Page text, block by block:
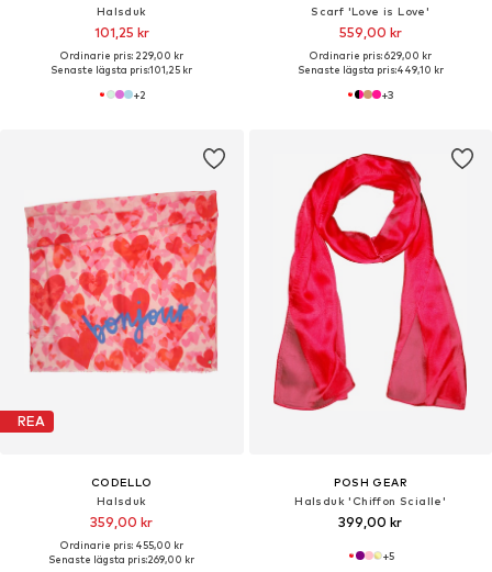
Halsduk
101,25 kr
Ordinarie pris: 229,00 kr
Senaste lägsta pris:101,25 kr
+2
Scarf 'Love is Love'
559,00 kr
Ordinarie pris: 629,00 kr
Senaste lägsta pris:449,10 kr
+3
REA
CODELLO
Halsduk
359,00 kr
Ordinarie pris: 455,00 kr
Senaste lägsta pris:269,00 kr
POSH GEAR
Halsduk 'Chiffon Scialle'
399,00 kr
+5